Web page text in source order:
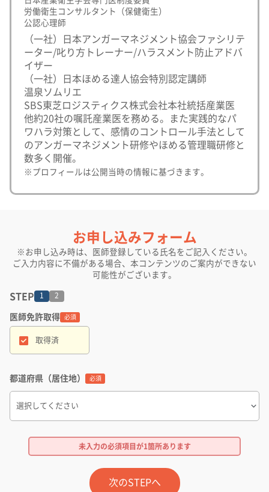
労働衛生コンサルタント（保健衛生）
公認心理師
（一社）日本アンガーマネジメント協会ファシリテ
ーター/叱り方トレーナー/ハラスメント防止アドバ
イザー
（一社）日本ほめる達人協会特別認定講師
温泉ソムリエ
SBS東芝ロジスティクス株式会社本社統括産業医
他約20社の嘱託産業医を務める。また実践的なパ
ワハラ対策として、感情のコントロール手法として
のアンガーマネジメント研修やほめる管理職研修と
数多く開催。
※プロフィールは公開当時の情報に基づきます。
お申し込みフォーム
※お申し込み時は、医師登録している氏名をご記入ください。
ご入力内容に不備がある場合、本コンテンツのご案内ができない
可能性がございます。
STEP 1 2
医師免許取得 必須
取得済
都道府県（居住地） 必須
未入力の必須項目が1箇所あります
次のSTEPへ